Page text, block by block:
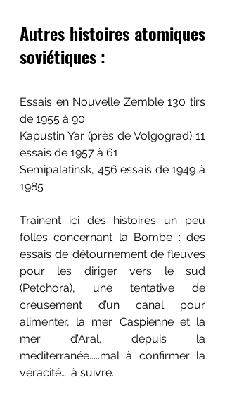
Autres histoires atomiques
soviétiques :
Essais en Nouvelle Zemble 130 tirs
de 1955 à 90
Kapustin Yar (près de Volgograd) 11
essais de 1957 à 61
Semipalatinsk, 456 essais de 1949 à
1985
Trainent ici des histoires un peu
folles concernant la Bombe : des
essais de détournement de fleuves
pour les diriger vers le sud
(Petchora), une tentative de
creusement d’un canal pour
alimenter, la mer Caspienne et la
mer d’Aral, depuis la
méditerranée.....mal à confirmer la
véracité…. à suivre.